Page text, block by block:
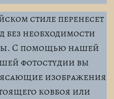
стиле перенесет
без необходимости
С помощью нашей
фотостудии вы
изображения
ковбоя или